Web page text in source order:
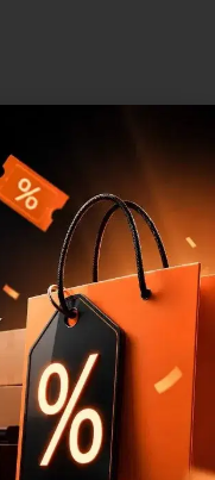
Ihlamur Yeşili” için
Gerekli alanlar
ile